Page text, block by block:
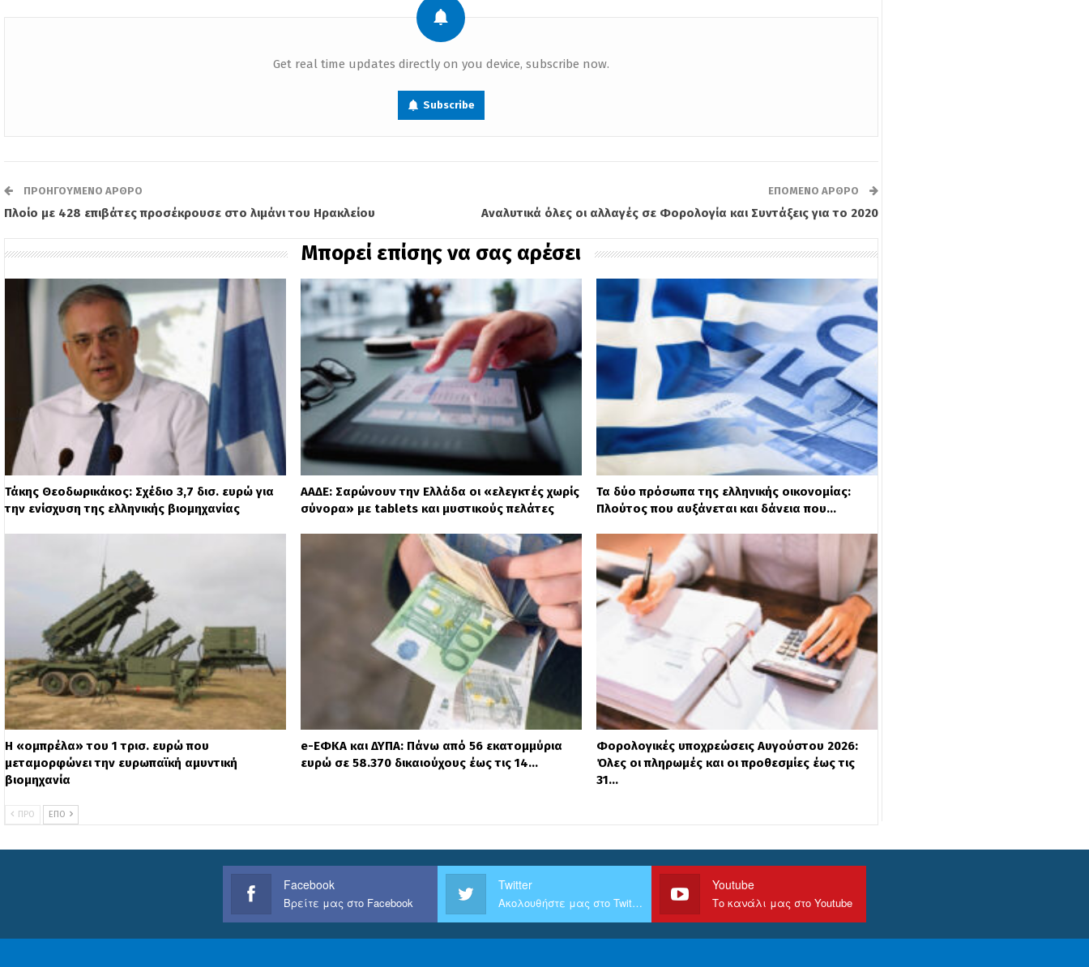
Get real time updates directly on you device, subscribe now.
Subscribe
ΠΡΟΗΓΟΎΜΕΝΟ ΆΡΘΡΟ
Πλοίο με 428 επιβάτες προσέκρουσε στο λιμάνι του Ηρακλείου
ΕΠΌΜΕΝΟ ΆΡΘΡΟ
Αναλυτικά όλες οι αλλαγές σε Φορολογία και Συντάξεις για το 2020
Μπορεί επίσης να σας αρέσει
Τάκης Θεοδωρικάκος: Σχέδιο 3,7 δισ. ευρώ για
την ενίσχυση της ελληνικής βιομηχανίας
ΑΑΔΕ: Σαρώνουν την Ελλάδα οι «ελεγκτές χωρίς
σύνορα» με tablets και μυστικούς πελάτες
Τα δύο πρόσωπα της ελληνικής οικονομίας:
Πλούτος που αυξάνεται και δάνεια που…
Η «ομπρέλα» του 1 τρισ. ευρώ που
μεταμορφώνει την ευρωπαϊκή αμυντική
βιομηχανία
e-ΕΦΚΑ και ΔΥΠΑ: Πάνω από 56 εκατομμύρια
ευρώ σε 58.370 δικαιούχους έως τις 14…
Φορολογικές υποχρεώσεις Αυγούστου 2026:
Όλες οι πληρωμές και οι προθεσμίες έως τις
31…
ΠΡΟ ΕΠΌ
Facebook
Βρείτε μας στο Facebook
Twitter
Ακολουθήστε μας στο Twitter
Youtube
Το κανάλι μας στο Youtube